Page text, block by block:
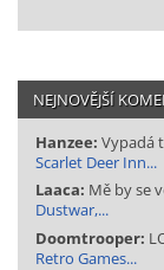
NEJNOVĚJŠÍ
Hanzee: Vypadá
Scarlet Deer Inn...
Laaca: Mě by se
Dustwar,...
Doomtrooper:
Retro Games...